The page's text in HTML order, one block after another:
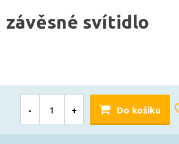
závěsné svítidlo
- + Do košíku